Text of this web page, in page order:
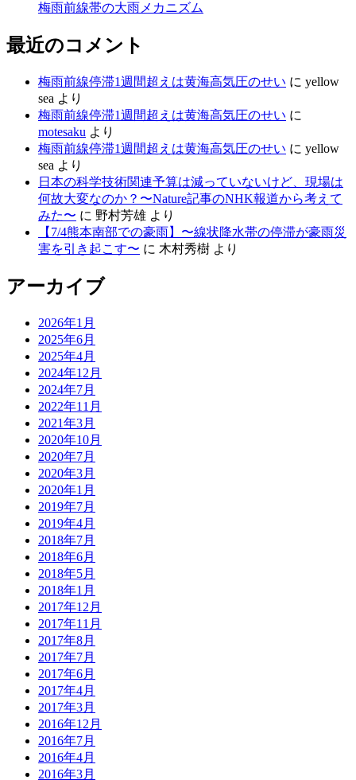
梅雨前線帯の大雨メカニズム
最近のコメント
梅雨前線停滞1週間超えは黄海高気圧のせい に yellow
sea より
梅雨前線停滞1週間超えは黄海高気圧のせい に
motesaku より
梅雨前線停滞1週間超えは黄海高気圧のせい に yellow
sea より
日本の科学技術関連予算は減っていないけど、現場は
何故大変なのか？〜Nature記事のNHK報道から考えて
みた〜 に 野村芳雄 より
【7/4熊本南部での豪雨】〜線状降水帯の停滞が豪雨災
害を引き起こす〜 に 木村秀樹 より
アーカイブ
2026年1月
2025年6月
2025年4月
2024年12月
2024年7月
2022年11月
2021年3月
2020年10月
2020年7月
2020年3月
2020年1月
2019年7月
2019年4月
2018年7月
2018年6月
2018年5月
2018年1月
2017年12月
2017年11月
2017年8月
2017年7月
2017年6月
2017年4月
2017年3月
2016年12月
2016年7月
2016年4月
2016年3月